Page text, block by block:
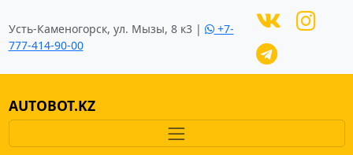
Усть-Каменогорск, ул. Мызы, 8 к3 |
+7-
777-414-90-00
AUTOBOT.KZ